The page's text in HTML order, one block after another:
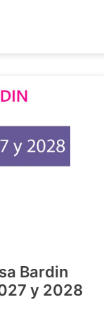
Bardin
y 2028